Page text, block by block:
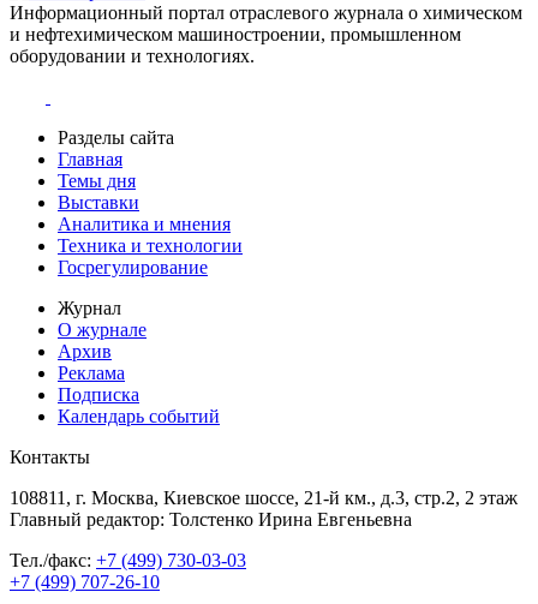
Информационный портал отраслевого журнала о химическом
и нефтехимическом машиностроении, промышленном
оборудовании и технологиях.
Разделы сайта
Главная
Темы дня
Выставки
Аналитика и мнения
Техника и технологии
Госрегулирование
Журнал
О журнале
Архив
Реклама
Подписка
Календарь событий
Контакты
108811, г. Москва, Киевское шоссе, 21-й км., д.3, стр.2, 2 этаж
Главный редактор: Толстенко Ирина Евгеньевна
Тел./факс: +7 (499) 730-03-03
+7 (499) 707-26-10